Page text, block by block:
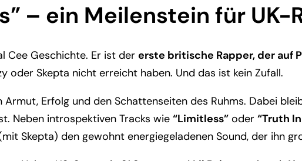
– ein Meilenstein für UK-
Cee Geschichte. Er ist der erste britische Rapper, der auf
oder Skepta nicht erreicht haben. Und das ist kein Zufall.
Armut, Erfolg und den Schattenseiten des Ruhms. Dabei
Neben introspektiven Tracks wie “Limitless” oder “Truth
Skepta) den gewohnt energiegeladenen Sound, der ihn